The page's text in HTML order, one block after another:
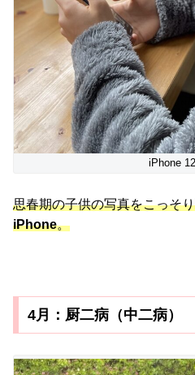
iPhone
思春期の子供の写真をこっそ
iPhone。
4月：厨二病（中二病）